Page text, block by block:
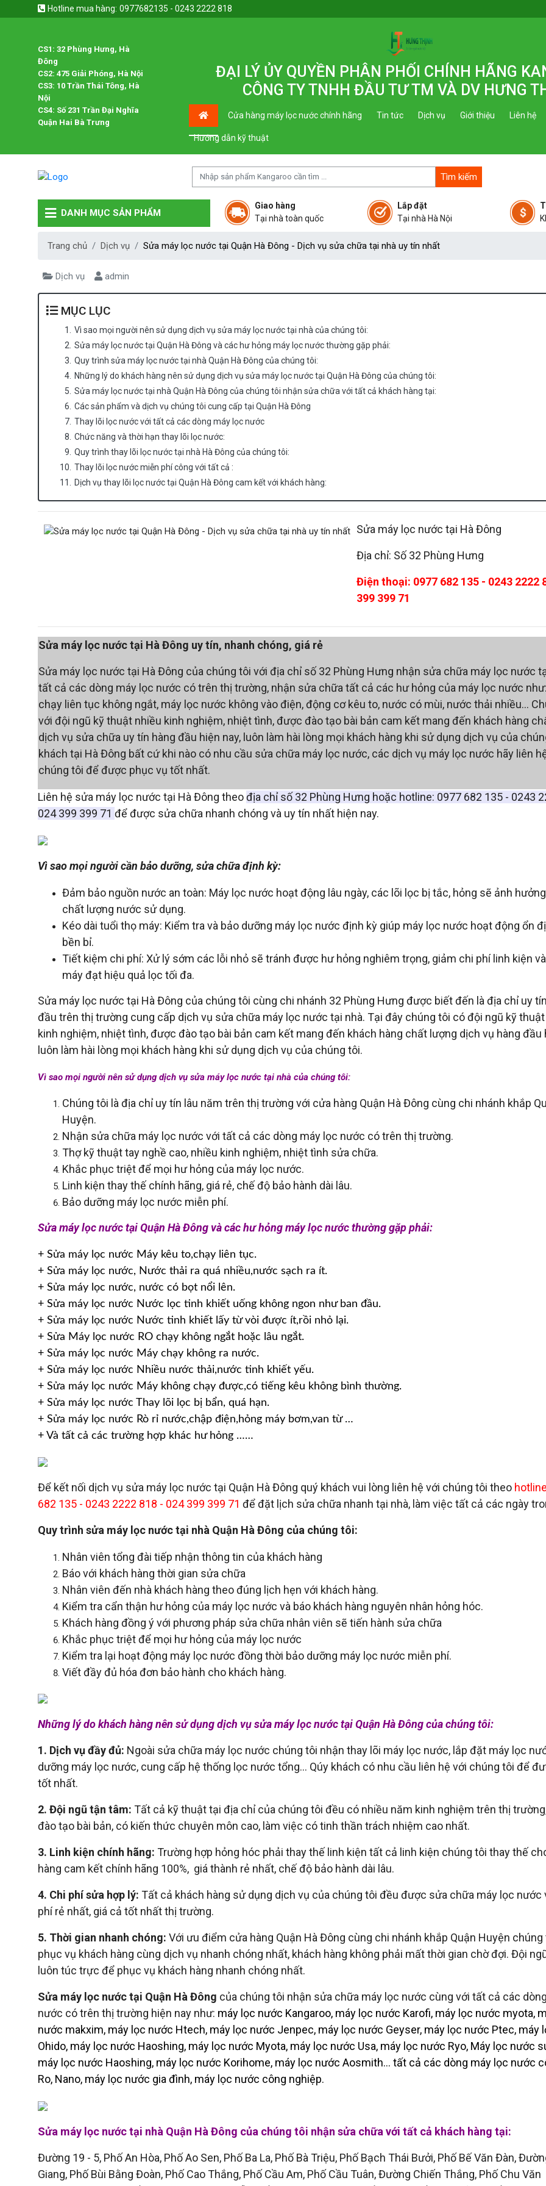
Hotline mua hàng: 0977682135 - 0243 2222 818
CS1: 32 Phùng Hưng, Hà
Đông
CS2: 475 Giải Phóng, Hà Nội
CS3: 10 Trần Thái Tông, Hà
Nội
CS4: Số 231 Trần Đại Nghĩa
Quận Hai Bà Trưng
ĐẠI LÝ ỦY QUYỀN PHÂN PHỐI CHÍNH HÃNG
CÔNG TY TNHH ĐẦU TƯ TM VÀ DV HƯNG
Cửa hàng máy lọc nước chính hãng Tin tức Dịch vụ Giới thiệu Liên hệ
Hướng dẫn kỹ thuật
Tìm kiếm
DANH MỤC SẢN PHẨM
Giao hàng
Tại nhà toàn quốc
Lắp đặt
Tại nhà Hà Nội
Trang chủ Dịch vụ Sửa máy lọc nước tại Quận Hà Đông - Dịch vụ sửa chữa tại nhà uy tín nhất
Dịch vụ admin
MỤC LỤC
1.
Vì sao mọi người nên sử dụng dịch vụ sửa máy lọc nước tại nhà của chúng tôi:
2. Sửa máy lọc nước tại Quận Hà Đông và các hư hỏng máy lọc nước thường gặp phải:
3. Quy trình sửa máy lọc nước tại nhà Quận Hà Đông của chúng tôi:
4.
Những lý do khách hàng nên sử dụng dịch vụ sửa máy lọc nước tại Quận Hà Đông của chúng tôi:
5. Sửa máy lọc nước tại nhà Quận Hà Đông của chúng tôi nhận sửa chữa với tất cả khách hàng tại:
6. Các sản phẩm và dịch vụ chúng tôi cung cấp tại Quận Hà Đông
7. Thay lõi lọc nước với tất cả các dòng máy lọc nước
8. Chức năng và thời hạn thay lõi lọc nước:
9. Quy trình thay lõi lọc nước tại nhà Hà Đông của chúng tôi:
10. Thay lõi lọc nước miễn phí công với tất cả :
11.
Dịch vụ thay lõi lọc nước tại Quận Hà Đông cam kết với khách hàng:
Sửa máy lọc nước tại Hà Đông
Địa chỉ: Số 32 Phùng Hưng
Điện thoại: 0977 682 135 - 0243 2222
399 399 71
Sửa máy lọc nước tại Hà Đông uy tín, nhanh chóng, giá rẻ
Sửa máy lọc nước tại Hà Đông của chúng tôi với địa chỉ số 32 Phùng Hưng nhận sửa chữa máy lọc nước
tất cả các dòng máy lọc nước có trên thị trường, nhận sửa chữa tất cả các hư hỏng của máy lọc nước
chạy liên tục không ngắt, máy lọc nước không vào điện, động cơ kêu to, nước có mùi, nước thải nhiều...
với đội ngũ kỹ thuật nhiều kinh nghiệm, nhiệt tình, được đào tạo bài bản cam kết mang đến khách hàng
dịch vụ sửa chữa uy tín hàng đầu hiện nay, luôn làm hài lòng mọi khách hàng khi sử dụng dịch vụ của
khách tại Hà Đông bất cứ khi nào có nhu cầu sửa chữa máy lọc nước, các dịch vụ máy lọc nước hãy liên
chúng tôi để được phục vụ tốt nhất.
Liên hệ sửa máy lọc nước tại Hà Đông theođịa chỉ số 32 Phùng Hưng hoặc hotline: 0977 682 135 - 0243
024 399 399 71 để được sửa chữa nhanh chóng và uy tín nhất hiện nay.
Vì sao mọi người cần bảo dưỡng, sửa chữa định kỳ:
Đảm bảo nguồn nước an toàn: Máy lọc nước hoạt động lâu ngày, các lõi lọc bị tắc, hỏng sẽ ảnh
chất lượng nước sử dụng.
Kéo dài tuổi thọ máy: Kiểm tra và bảo dưỡng máy lọc nước định kỳ giúp máy lọc nước hoạt động ổn
bền bỉ.
Tiết kiệm chi phí: Xử lý sớm các lỗi nhỏ sẽ tránh được hư hỏng nghiêm trọng, giảm chi phí linh kiện
máy đạt hiệu quả lọc tối đa.
Sửa máy lọc nước tại Hà Đông của chúng tôi cùng chi nhánh 32 Phùng Hưng được biết đến là địa chỉ uy
đầu trên thị trường cung cấp dịch vụ sửa chữa máy lọc nước tại nhà. Tại đây chúng tôi có đội ngũ kỹ
kinh nghiệm, nhiệt tình, được đào tạo bài bản cam kết mang đến khách hàng chất lượng dịch vụ hàng đầu
luôn làm hài lòng mọi khách hàng khi sử dụng dịch vụ của chúng tôi.
Vì sao mọi người nên sử dụng dịch vụ sửa máy lọc nước tại nhà của chúng tôi:
Chúng tôi là địa chỉ uy tín lâu năm trên thị trường với cửa hàng Quận Hà Đông cùng chi nhánh khắp
Huyện.
Nhận sửa chữa máy lọc nước với tất cả các dòng máy lọc nước có trên thị trường.
Thợ kỹ thuật tay nghề cao, nhiều kinh nghiệm, nhiệt tình sửa chữa.
Khắc phục triệt để mọi hư hỏng của máy lọc nước.
Linh kiện thay thế chính hãng, giá rẻ, chế độ bảo hành dài lâu.
Bảo dưỡng máy lọc nước miễn phí.
Sửa máy lọc nước tại Quận Hà Đông và các hư hỏng máy lọc nước thường gặp phải:
+ Sửa máy lọc nước Máy kêu to,chạy liên tục.
+ Sửa máy lọc nước, Nước thải ra quá nhiều,nước sạch ra ít.
+ Sửa máy lọc nước, nước có bọt nổi lên.
+ Sửa máy lọc nước Nước lọc tinh khiết uống không ngon như ban đầu.
+ Sửa máy lọc nước Nước tinh khiết lấy từ vòi được ít,rồi nhỏ lại.
+ Sửa Máy lọc nước RO chạy không ngắt hoặc lâu ngắt.
+ Sửa máy lọc nước Máy chạy không ra nước.
+ Sửa máy lọc nước Nhiều nước thải,nước tinh khiết yếu.
+ Sửa máy lọc nước Máy không chạy được,có tiếng kêu không bình thường.
+ Sửa máy lọc nước Thay lõi lọc bị bẩn, quá hạn.
+ Sửa máy lọc nước Rò rỉ nước,chập điện,hỏng máy bơm,van từ …
+ Và tất cả các trường hợp khác hư hỏng ……
Để kết nối dịch vụ sửa máy lọc nước tại Quận Hà Đông quý khách vui lòng liên hệ với chúng tôi theo
682 135 - 0243 2222 818 - 024 399 399 71 để đặt lịch sửa chữa nhanh tại nhà, làm việc tất cả các ngày
Quy trình sửa máy lọc nước tại nhà Quận Hà Đông của chúng tôi:
Nhân viên tổng đài tiếp nhận thông tin của khách hàng
Báo với khách hàng thời gian sửa chữa
Nhân viên đến nhà khách hàng theo đúng lịch hẹn với khách hàng.
Kiểm tra cẩn thận hư hỏng của máy lọc nước và báo khách hàng nguyên nhân hỏng hóc.
Khách hàng đồng ý với phương pháp sửa chữa nhân viên sẽ tiến hành sửa chữa
Khắc phục triệt để mọi hư hỏng của máy lọc nước
Kiểm tra lại hoạt động máy lọc nước đồng thời bảo dưỡng máy lọc nước miễn phí.
Viết đầy đủ hóa đơn bảo hành cho khách hàng.
Những lý do khách hàng nên sử dụng dịch vụ sửa máy lọc nước tại Quận Hà Đông của chúng tôi:
1. Dịch vụ đầy đủ: Ngoài sửa chữa máy lọc nước chúng tôi nhận thay lõi máy lọc nước, lắp đặt máy lọc
dưỡng máy lọc nước, cung cấp hệ thống lọc nước tổng... Qúy khách có nhu cầu liên hệ với chúng tôi để
tốt nhất.
2. Đội ngũ tận tâm: Tất cả kỹ thuật tại địa chỉ của chúng tôi đều có nhiều năm kinh nghiệm trên thị
đào tạo bài bản, có kiến thức chuyên môn cao, làm việc có tinh thần trách nhiệm cao nhất.
3. Linh kiện chính hãng: Trường hợp hỏng hóc phải thay thế linh kiện tất cả linh kiện chúng tôi thay thế
hàng cam kết chính hãng 100%, giá thành rẻ nhất, chế độ bảo hành dài lâu.
4. Chi phí sửa hợp lý: Tất cả khách hàng sử dụng dịch vụ của chúng tôi đều được sửa chữa máy lọc nước
phí rẻ nhất, giá cả tốt nhất thị trường.
5. Thời gian nhanh chóng: Với ưu điểm cửa hàng Quận Hà Đông cùng chi nhánh khắp Quận Huyện
phục vụ khách hàng cùng dịch vụ nhanh chóng nhất, khách hàng không phải mất thời gian chờ đợi. Đội
luôn túc trực để phục vụ khách hàng nhanh chóng nhất.
Sửa máy lọc nước tại Quận Hà Đông của chúng tôi nhận sửa chữa máy lọc nước cùng với tất cả các
nước có trên thị trường hiện nay như: máy lọc nước Kangaroo, máy lọc nước Karofi, máy lọc nước myota,
nước makxim, máy lọc nước Htech, máy lọc nước Jenpec, máy lọc nước Geyser, máy lọc nước Ptec, máy
Ohido, máy lọc nước Haoshing, máy lọc nước Myota, máy lọc nước Usa, máy lọc nước Ryo, Máy lọc nước
máy lọc nước Haoshing, máy lọc nước Korihome, máy lọc nước Aosmith... tất cả các dòng máy lọc nước
Ro, Nano, máy lọc nước gia đình, máy lọc nước công nghiệp.
Sửa máy lọc nước tại nhà Quận Hà Đông của chúng tôi nhận sửa chữa với tất cả khách hàng tại:
Đường 19 - 5, Phố An Hòa, Phố Ao Sen, Phố Ba La, Phố Bà Triệu, Phố Bạch Thái Bưởi, Phố Bế Văn Đàn,
Giang, Phố Bùi Bằng Đoàn, Phố Cao Thắng, Phố Cầu Am, Phố Cầu Tuân, Đường Chiến Thắng, Phố Chu Văn